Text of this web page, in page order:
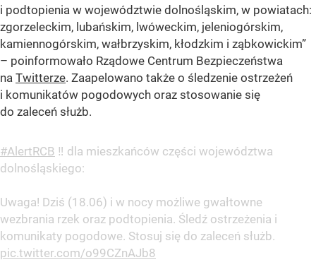
i podtopienia w województwie dolnośląskim, w powiatach:
zgorzeleckim, lubańskim, lwóweckim, jeleniogórskim,
kamiennogórskim, wałbrzyskim, kłodzkim i ząbkowickim”
– poinformowało Rządowe Centrum Bezpieczeństwa
na Twitterze. Zaapelowano także o śledzenie ostrzeżeń
i komunikatów pogodowych oraz stosowanie się
do zaleceń służb.
#AlertRCB ‼️ dla mieszkańców części województwa
dolnośląskiego:
Uwaga! Dziś (18.06) i w nocy możliwe gwałtowne
wezbrania rzek oraz podtopienia. Śledź ostrzeżenia i
komunikaty pogodowe. Stosuj się do zaleceń służb.
pic.twitter.com/o99CZnAJb8